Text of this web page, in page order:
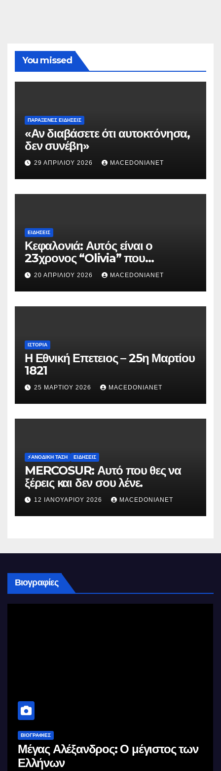
You missed
ΠΑΡΆΞΕΝΕΣ ΕΙΔΉΣΕΙΣ
«Αν διαβάσετε ότι αυτοκτόνησα,
δεν συνέβη»
29 ΑΠΡΙΛΊΟΥ 2026 MACEDONIANET
ΕΙΔΉΣΕΙΣ
Κεφαλονιά: Αυτός είναι ο
23χρονος “Olivia” που
κατηγορείται για τον θάνατο της
Μυρτούς
20 ΑΠΡΙΛΊΟΥ 2026 MACEDONIANET
ΙΣΤΟΡΊΑ
Η Εθνική Επετειος – 25η Μαρτίου
1821
25 ΜΑΡΤΊΟΥ 2026 MACEDONIANET
⚡️ΑΝΟΔΙΚΉ ΤΆΣΗ ΕΙΔΉΣΕΙΣ
MERCOSUR: Αυτό που θες να
ξέρεις και δεν σου λένε.
12 ΙΑΝΟΥΑΡΊΟΥ 2026 MACEDONIANET
Βιογραφίες
ΒΙΟΓΡΑΦΊΕΣ
Μέγας Αλέξανδρος: Ο μέγιστος των
Ελλήνων